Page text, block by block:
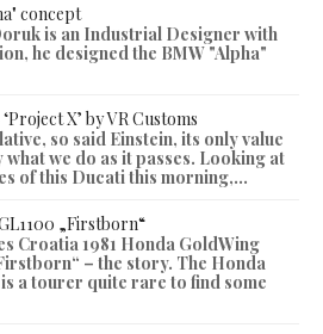
concept
is an Industrial Designer with
he designed the BMW "Alpha"
X’ by VR Customs
so said Einstein, its only value
what we do as it passes. Looking at
of this Ducati this morning,...
„Firstborn“
Croatia 1981 Honda GoldWing
– the story. The Honda
a tourer quite rare to find some